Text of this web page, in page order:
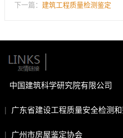
下一篇： 建筑工程质量检测鉴定
中国建筑科学研究院有限公司
广东省建设工程质量安全检测
广州市房屋鉴定协会